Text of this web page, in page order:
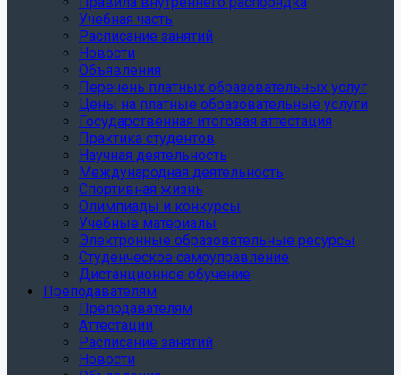
Учебная часть
Расписание занятий
Новости
Объявления
Перечень платных образовательных услуг
Цены на платные образовательные услуги
Государственная итоговая аттестация
Практика студентов
Научная деятельность
Международная деятельность
Спортивная жизнь
Олимпиады и конкурсы
Учебные материалы
Электронные образовательные ресурсы
Студенческое самоуправление
Дистанционное обучение
Преподавателям
Преподавателям
Аттестации
Расписание занятий
Новости